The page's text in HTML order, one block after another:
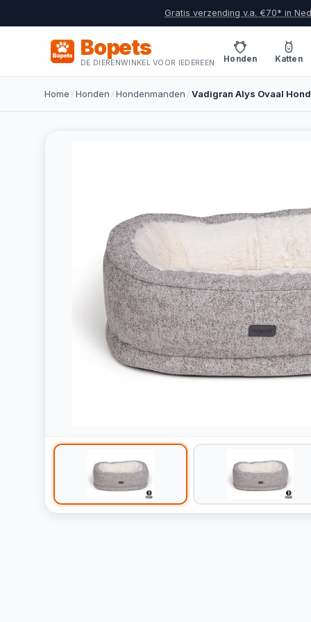
Gratis verzending v.a. €70* in
Bopets
DE DIERENWINKEL VOOR IEDEREEN Honden Katten
Home /Honden /Hondenmanden /Vadigran Alys Ovaal